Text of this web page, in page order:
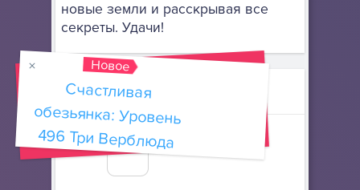
новые земли и расскрывая все
секреты. Удачи!
Избранные игры
Новое
Счастливая
обезьянка: Уровень
496 Три Верблюда